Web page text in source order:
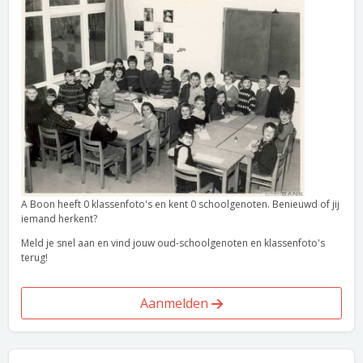
A Boon heeft 0 klassenfoto's en kent 0 schoolgenoten. Benieuwd of jij
iemand herkent?
Meld je snel aan en vind jouw oud-schoolgenoten en klassenfoto's
terug!
Aanmelden